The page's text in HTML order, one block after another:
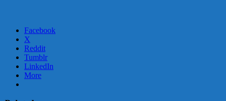
Facebook
X
Reddit
Tumblr
LinkedIn
More